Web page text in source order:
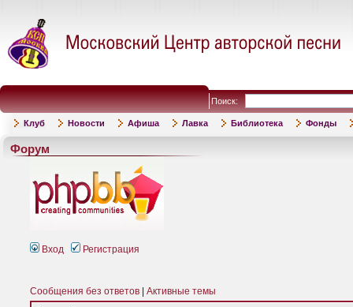
Поиск:
Клуб Новости Афиша Лавка Библиотека Фонды
Форум
Вход Регистрация
Сообщения без ответов Активные темы